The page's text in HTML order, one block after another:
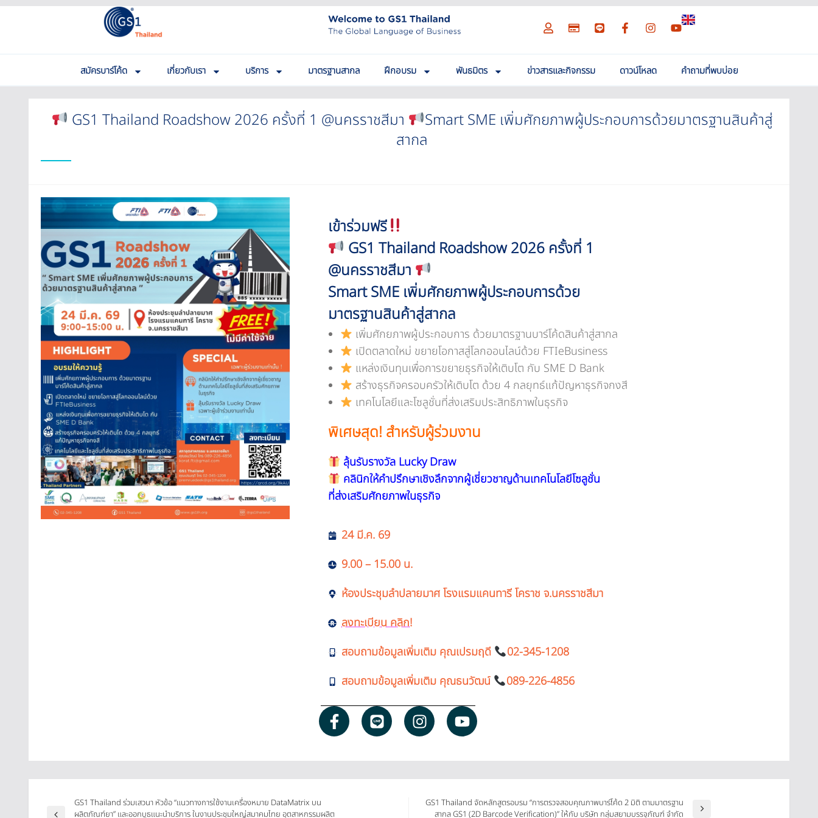
สมัครบาร์โค้ด เกี่ยวกับเรา บริการ มาตรฐานสากล ฝึกอบรม พันธมิตร ข่าวสารและกิจกรรม ดาวน์โหลด คำถามที่พบบ่อย
GS1 Thailand Roadshow 2026 ครั้งที่ 1 @นครราชสีมา
Smart SME เพิ่มศักยภาพผู้ประกอบการด้วยมาตรฐานสินค้าสู่
สากล
เข้าร่วมฟรี
GS1 Thailand Roadshow 2026 ครั้งที่ 1
@นครราชสีมา
Smart SME เพิ่มศักยภาพผู้ประกอบการด้วย
มาตรฐานสินค้าสู่สากล
เพิ่มศักยภาพผู้ประกอบการ ด้วยมาตรฐานบาร์โค้ดสินค้าสู่สากล
เปิดตลาดใหม่ ขยายโอกาสสู่โลกออนไลน์ด้วย FTIeBusiness
แหล่งเงินทุนเพื่อการขยายธุรกิจให้เติบโต กับ SME D Bank
สร้างธุรกิจครอบครัวให้เติบโต ด้วย 4 กลยุทธ์แก้ปัญหาธุรกิจกงสี
เทคโนโลยีและโซลูชั่นที่ส่งเสริมประสิทธิภาพในธุรกิจ
พิเศษสุด! สำหรับผู้ร่วมงาน
ลุ้นรับรางวัล Lucky Draw
คลินิกให้คำปรึกษาเชิงลึกจากผู้เชี่ยวชาญด้านเทคโนโลยีโซลูชั่น
ที่ส่งเสริมศักยภาพในธุรกิจ
24 มี.ค. 69
9.00 – 15.00 น.
ห้องประชุมลำปลายมาศ โรงแรมแคนทารี โคราช จ.นครราชสีมา
ลงทะเบียน คลิก!
สอบถามข้อมูลเพิ่มเติม คุณเปรมฤดี
02-345-1208
สอบถามข้อมูลเพิ่มเติม คุณธนวัฒน์
089-226-4856
GS1 Thailand ร่วมเสวนา หัวข้อ “แนวทางการใช้งานเครื่องหมาย DataMatrix บน
ผลิตภัณฑ์ยา” และออกบูธแนะนำบริการ ในงานประชุมใหญ่สมาคมไทย อุตสาหกรรมผลิต
GS1 Thailand จัดหลักสูตรอบรม “การตรวจสอบคุณภาพบาร์โค้ด 2 มิติ ตามมาตรฐาน
สากล GS1 (2D Barcode Verification)” ให้กับ บริษัท กลุ่มสยามบรรจุภัณฑ์ จำกัด